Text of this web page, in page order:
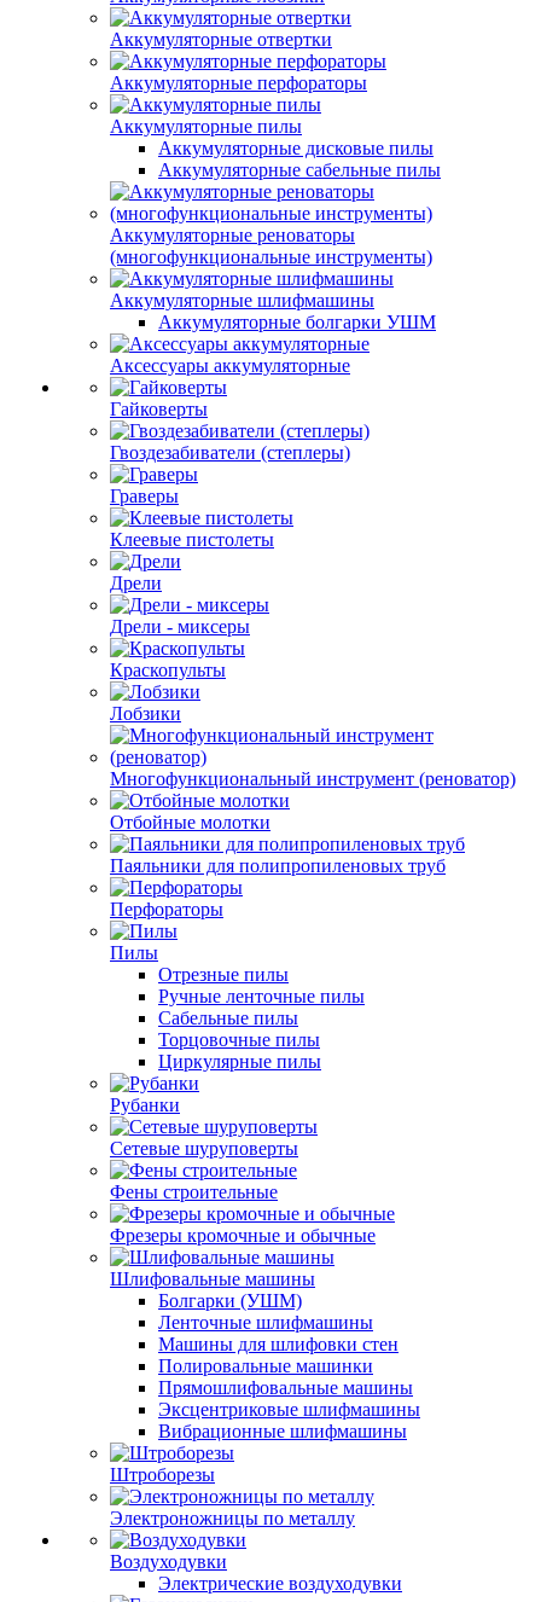
Аккумуляторные отвертки
Аккумуляторные перфораторы
Аккумуляторные пилы
Аккумуляторные дисковые пилы
Аккумуляторные сабельные пилы
Аккумуляторные реноваторы
(многофункциональные инструменты)
Аккумуляторные шлифмашины
Аккумуляторные болгарки УШМ
Аксессуары аккумуляторные
Гайковерты
Гвоздезабиватели (степлеры)
Граверы
Клеевые пистолеты
Дрели
Дрели - миксеры
Краскопульты
Лобзики
Многофункциональный инструмент (реноватор)
Отбойные молотки
Паяльники для полипропиленовых труб
Перфораторы
Пилы
Отрезные пилы
Ручные ленточные пилы
Сабельные пилы
Торцовочные пилы
Циркулярные пилы
Рубанки
Сетевые шуруповерты
Фены строительные
Фрезеры кромочные и обычные
Шлифовальные машины
Болгарки (УШМ)
Ленточные шлифмашины
Машины для шлифовки стен
Полировальные машинки
Прямошлифовальные машины
Эксцентриковые шлифмашины
Вибрационные шлифмашины
Штроборезы
Электроножницы по металлу
Воздуходувки
Электрические воздуходувки